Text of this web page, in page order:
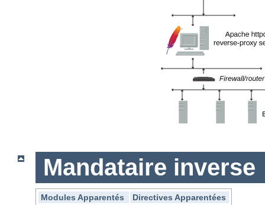
Mandataire inverse
Modules Apparentés
Directives Apparentées